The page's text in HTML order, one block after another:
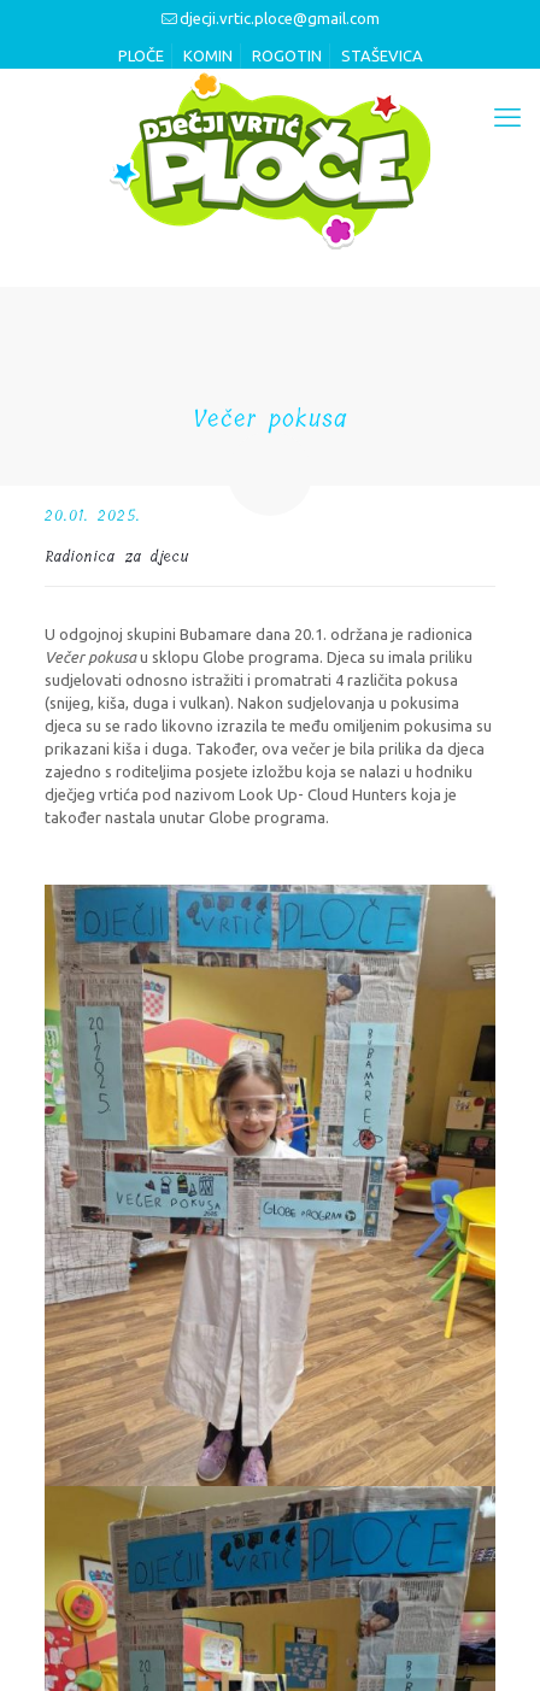
djecji.vrtic.ploce@gmail.com
PLOČE KOMIN ROGOTIN STAŠEVICA
Večer pokusa
20.01. 2025.
Radionica za djecu
U odgojnoj skupini Bubamare dana 20.1. održana je radionica
Večer pokusau sklopu Globe programa. Djeca su imala priliku
sudjelovati odnosno istražiti i promatrati 4 različita pokusa
(snijeg, kiša, duga i vulkan). Nakon sudjelovanja u pokusima
djeca su se rado likovno izrazila te među omiljenim pokusima su
prikazani kiša i duga. Također, ova večer je bila prilika da djeca
zajedno s roditeljima posjete izložbu koja se nalazi u hodniku
dječjeg vrtića pod nazivom Look Up- Cloud Hunters koja je
također nastala unutar Globe programa.